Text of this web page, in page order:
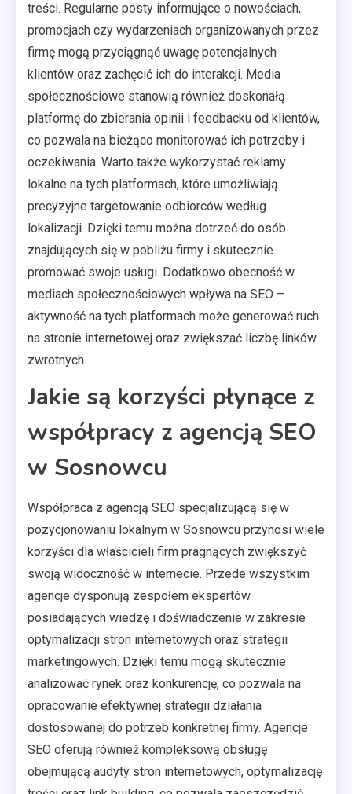
treści. Regularne posty informujące o nowościach,
promocjach czy wydarzeniach organizowanych przez
firmę mogą przyciągnąć uwagę potencjalnych
klientów oraz zachęcić ich do interakcji. Media
społecznościowe stanowią również doskonałą
platformę do zbierania opinii i feedbacku od klientów,
co pozwala na bieżąco monitorować ich potrzeby i
oczekiwania. Warto także wykorzystać reklamy
lokalne na tych platformach, które umożliwiają
precyzyjne targetowanie odbiorców według
lokalizacji. Dzięki temu można dotrzeć do osób
znajdujących się w pobliżu firmy i skutecznie
promować swoje usługi. Dodatkowo obecność w
mediach społecznościowych wpływa na SEO –
aktywność na tych platformach może generować ruch
na stronie internetowej oraz zwiększać liczbę linków
zwrotnych.
Jakie są korzyści płynące z
współpracy z agencją SEO
w Sosnowcu
Współpraca z agencją SEO specjalizującą się w
pozycjonowaniu lokalnym w Sosnowcu przynosi wiele
korzyści dla właścicieli firm pragnących zwiększyć
swoją widoczność w internecie. Przede wszystkim
agencje dysponują zespołem ekspertów
posiadających wiedzę i doświadczenie w zakresie
optymalizacji stron internetowych oraz strategii
marketingowych. Dzięki temu mogą skutecznie
analizować rynek oraz konkurencję, co pozwala na
opracowanie efektywnej strategii działania
dostosowanej do potrzeb konkretnej firmy. Agencje
SEO oferują również kompleksową obsługę
obejmującą audyty stron internetowych, optymalizację